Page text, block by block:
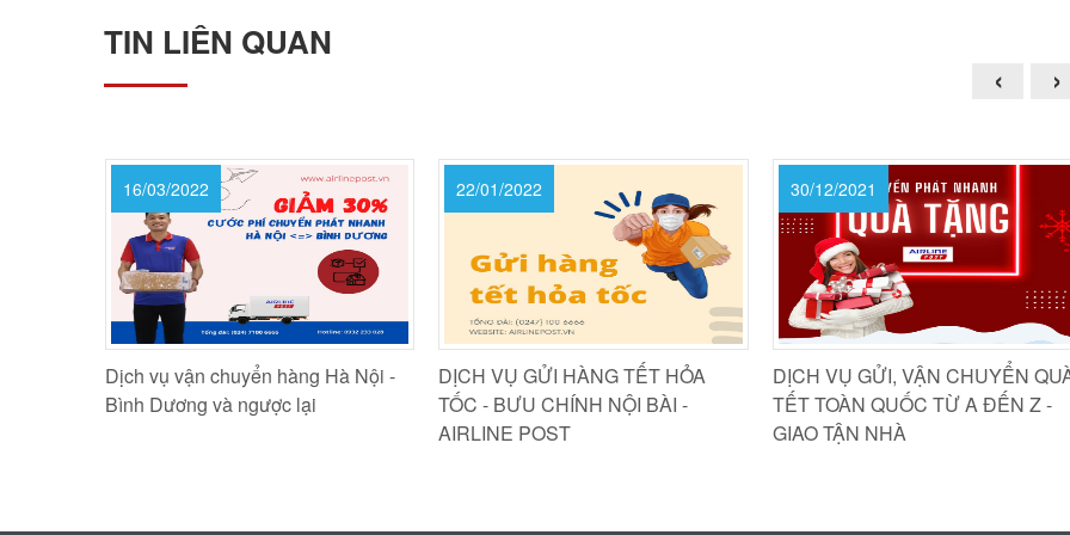
TIN LIÊN QUAN
22/01/2022
DỊCH VỤ GỬI HÀNG TẾT HỎA
TỐC - BƯU CHÍNH NỘI BÀI -
30/12/2021
DỊCH VỤ GỬI, VẬN CHUYỂN QUÀ
TẾT TOÀN QUỐC TỪ A ĐẾN Z -
GIAO TẬN NHÀ
28/12/2021
AN TÂM GỬI HÀNG VỚI DỊCH VỤ
CHUYỂN PHÁT NHANH CỦA -
AIRLINE POST
‹ ›